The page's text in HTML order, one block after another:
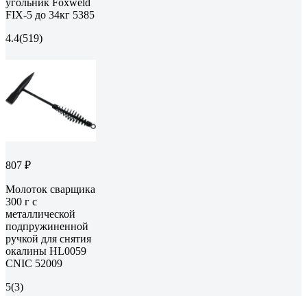
FIX-5 до 34кг 5385
4.4(519)
807 ₽
Молоток сварщика
300 г с
металлической
подпружиненной
ручкой для снятия
окалины HL0059
CNIC 52009
5(3)